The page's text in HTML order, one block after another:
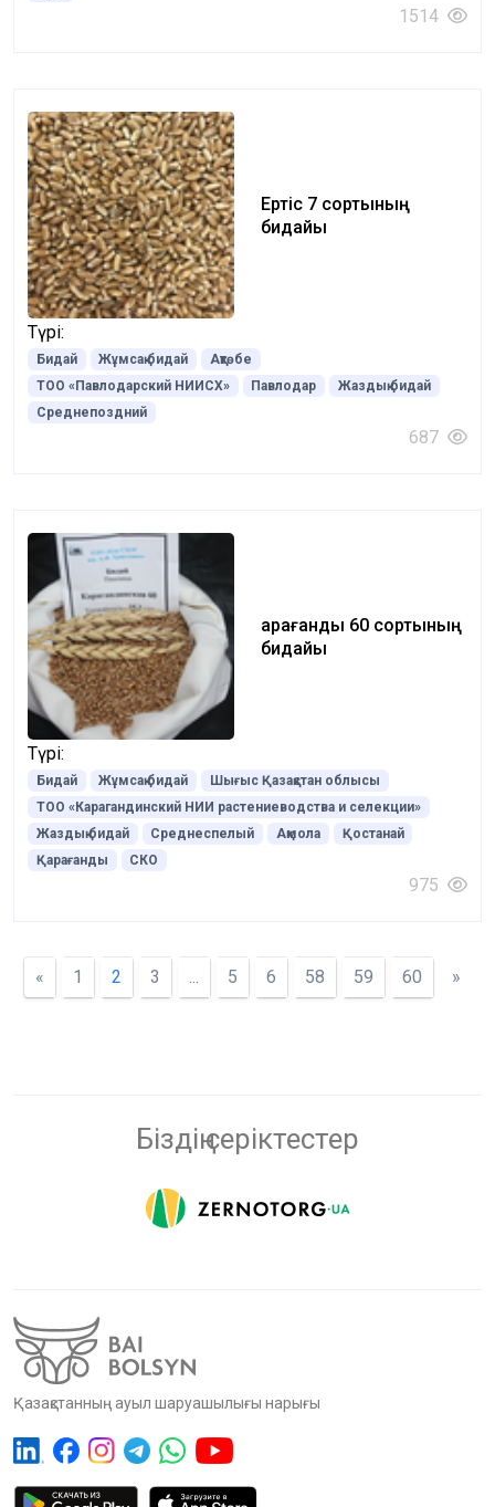
1514
Ертіс 7 сортының
бидайы
Түрі:
Бидай Жұмсақ бидай
Ақтөбе
ТОО «Павлодарский НИИСХ»
Павлодар
Жаздық бидай
Среднепоздний
687
Қарағанды 60 сортының
бидайы
Түрі:
Бидай Жұмсақ бидай
Шығыс Қазақстан облысы
ТОО «Карагандинский НИИ растениеводства и селекции»
Жаздық бидай
Среднеспелый Ақмола
Қостанай
Қарағанды
СКО
975
« 1 2 3 ... 5 6 58 59 60 »
Біздің серіктестер
Қазақстанның ауыл шаруашылығы нарығы